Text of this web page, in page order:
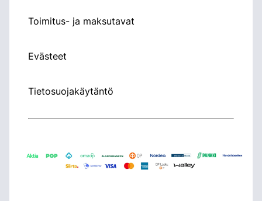
Toimitus- ja maksutavat
Evästeet
Tietosuojakäytäntö